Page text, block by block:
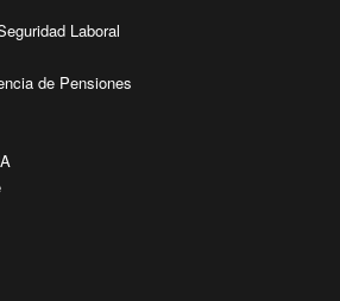
Laboral
de Pensiones